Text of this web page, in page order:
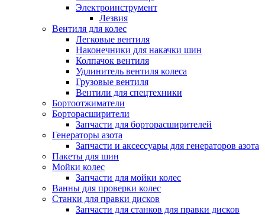
Электроинструмент
Лезвия
Вентиля для колес
Легковые вентиля
Наконечники для накачки шин
Колпачок вентиля
Удлинитель вентиля колеса
Грузовые вентиля
Вентили для спецтехники
Бортоотжиматели
Борторасширители
Запчасти для борторасширителей
Генераторы азота
Запчасти и аксессуары для генераторов азота
Пакеты для шин
Мойки колес
Запчасти для мойки колес
Ванны для проверки колес
Станки для правки дисков
Запчасти для станков для правки дисков